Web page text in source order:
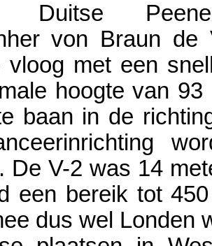
von Braun de
vloog met een
hoogte van
baan in de
De V-2 was 14
een bereik tot
dus wel Londen